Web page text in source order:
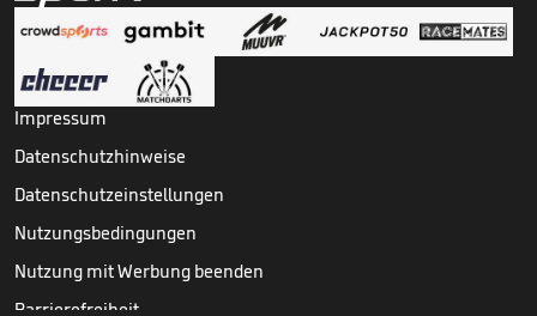
Impressum
Datenschutzhinweise
Datenschutzeinstellungen
Nutzungsbedingungen
Nutzung mit Werbung beenden
Barrierefreiheit